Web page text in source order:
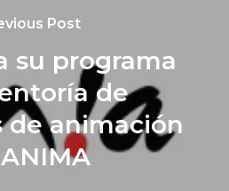
Post
su programa
de
de animación